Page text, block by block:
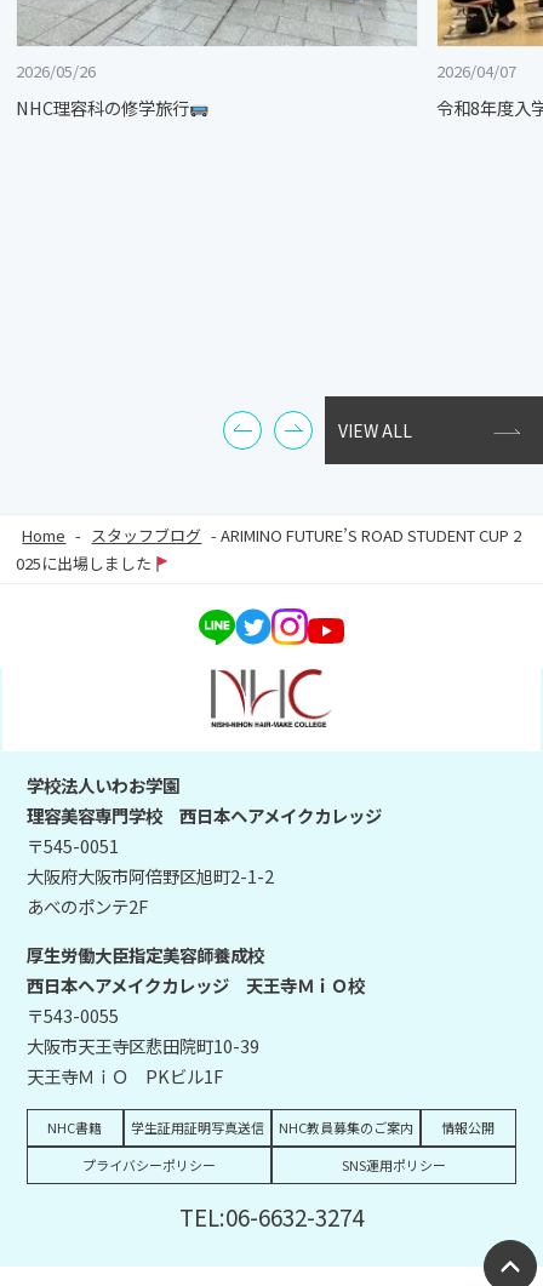
2026/05/26
NHC理容科の修学旅行
2026/04/07
令和8年度入
VIEW ALL
Home - スタッフブログ -ARIMINO FUTURE’S ROAD STUDENT CUP 2
025に出場しました
学校法人いわお学園
理容美容専門学校 西日本ヘアメイクカレッジ
〒545-0051
大阪府大阪市阿倍野区旭町2-1-2
あべのポンテ2F
厚生労働大臣指定美容師養成校
西日本ヘアメイクカレッジ 天王寺ＭｉＯ校
〒543-0055
大阪市天王寺区悲田院町10-39
天王寺ＭｉＯ PKビル1F
NHC書籍 学生証用証明写真送信 NHC教員募集のご案内
情報公開
プライバシーポリシー
SNS運用ポリシー
TEL:06-6632-3274